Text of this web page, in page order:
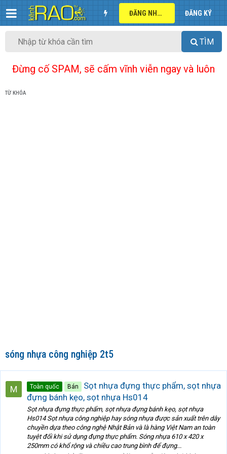
ĐĂNG NHẬP ĐĂNG KÝ
TÌM
Đừng cố SPAM, sẽ cấm vĩnh viễn ngay và luôn
TỪ KHÓA
sóng nhựa công nghiệp 2t5
Toàn quốc Bán
Sọt nhựa đựng thực phẩm, sọt nhựa
đựng bánh kẹo, sọt nhựa Hs014
Sọt nhựa đựng thực phẩm, sọt nhựa đựng bánh kẹo, sọt nhựa
Hs014 Sọt nhựa công nghiệp hay sóng nhựa được sản xuất trên dây
chuyền dựa theo công nghệ Nhật Bản và là hàng Việt Nam an toàn
tuyệt đối khi sử dụng đựng thực phẩm. Sóng nhựa 610 x 420 x
250mm có khổ rộng và chiều cao trung bình để đựng...